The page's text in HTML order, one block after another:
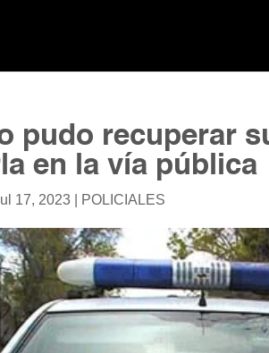
pudo recuperar
en la vía pública
17, 2023 POLICIALES